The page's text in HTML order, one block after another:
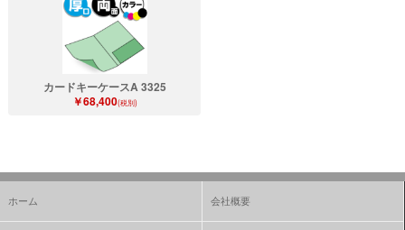
カードキーケースA 3325
￥68,400(税別)
ホーム 会社概要